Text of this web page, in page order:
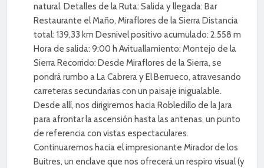
natural. Detalles de la Ruta: Salida y llegada: Bar
Restaurante el Maño, Miraflores de la Sierra Distancia
total: 139,33 km Desnivel positivo acumulado: 2.558 m
Hora de salida: 9:00 h Avituallamiento: Montejo de la
Sierra Recorrido: Desde Miraflores de la Sierra, se
pondrá rumbo a La Cabrera y El Berrueco, atravesando
carreteras secundarias con un paisaje inigualable.
Desde allí, nos dirigiremos hacia Robledillo de la Jara
para afrontar la ascensión hasta las antenas, un punto
de referencia con vistas espectaculares.
Continuaremos hacia el impresionante Mirador de los
Buitres, un enclave que nos ofrecerá un respiro visual (y